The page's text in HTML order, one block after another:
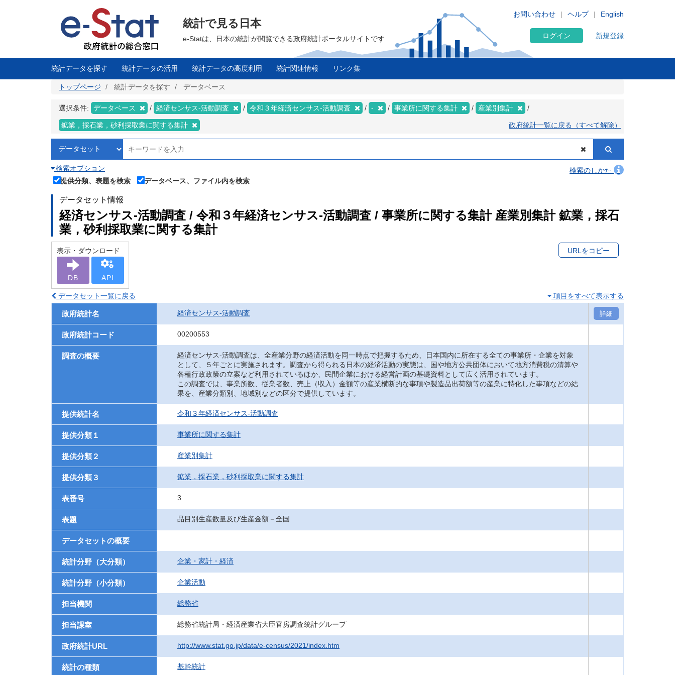
に
English
お問い合わせ ヘルプ
統計で見る日本
e-Statは、日本の統計が閲覧できる政府統計ポータルサイトです ログイン 新規登録
統計データを探す 統計データの活用 統計データの高度利用 統計関連情報 リンク集
トップページ 統計データを探す データベース
選択条件: データベース 経済センサス‐活動調査 令和３年経済センサス‐活動調査 - 事業所に関する集計 産業別集計
鉱業，採石業，砂利採取業に関する集計 政府統計一覧に戻る（すべて解除）
検索オプション
検索のしかた
提供分類、表題を検索
データベース、ファイル内を検索
データセット情報
経済センサス‐活動調査 / 令和３年経済センサス‐活動調査 / 事業所に関する集計 産業別集計 鉱業，採石
業，砂利採取業に関する集計
表示・ダウンロード
DB API
URLをコピー
データセット一覧に戻る 項目をすべて表示する
政府統計名 経済センサス‐活動調査 詳細
政府統計コード 00200553
調査の概要
経済センサス‐活動調査は、全産業分野の経済活動を同一時点で把握するため、日本国内に所在する全ての事業所・企業を対象
として、５年ごとに実施されます。調査から得られる日本の経済活動の実態は、国や地方公共団体において地方消費税の清算や
各種行政政策の立案など利用されているほか、民間企業における経営計画の基礎資料として広く活用されています。
この調査では、事業所数、従業者数、売上（収入）金額等の産業横断的な事項や製造品出荷額等の産業に特化した事項などの結
果を、産業分類別、地域別などの区分で提供しています。
提供統計名 令和３年経済センサス‐活動調査
提供分類１ 事業所に関する集計
提供分類２ 産業別集計
提供分類３ 鉱業，採石業，砂利採取業に関する集計
表番号 3
表題 品目別生産数量及び生産金額－全国
データセットの概要
統計分野（大分類） 企業・家計・経済
統計分野（小分類） 企業活動
担当機関 総務省
担当課室 総務省統計局・経済産業省大臣官房調査統計グループ
政府統計URL http://www.stat.go.jp/data/e-census/2021/index.htm
統計の種類 基幹統計